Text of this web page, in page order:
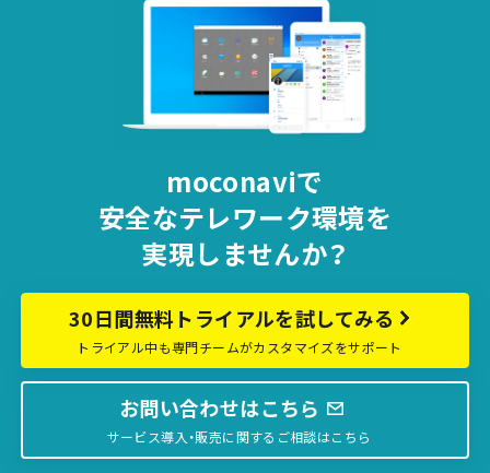
moconaviで
安全なテレワーク環境を
実現しませんか？
30日間無料トライアルを試してみる
トライアル中も専門チームがカスタマイズをサポート
お問い合わせはこちら
サービス導入・販売に関するご相談はこちら